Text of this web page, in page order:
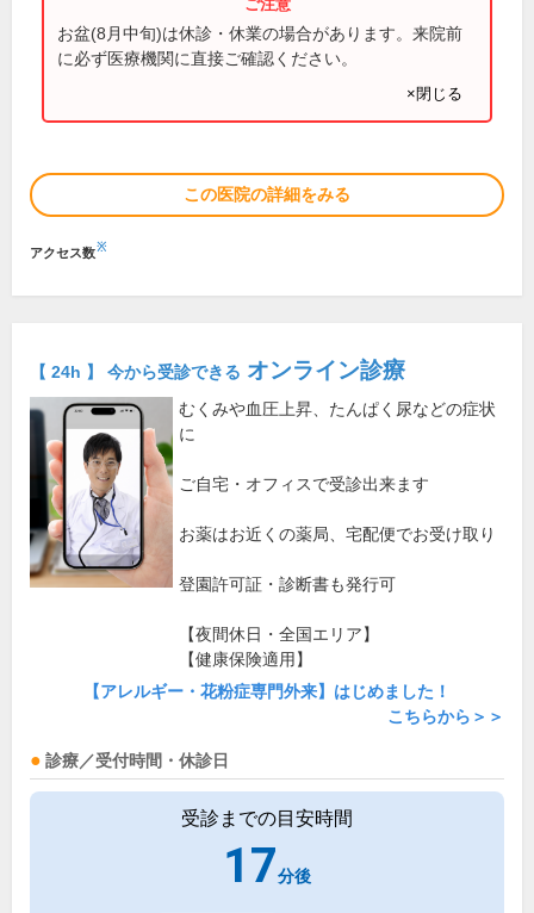
お盆(8月中旬)は休診・休業の場合があります。来院前
に必ず医療機関に直接ご確認ください。
×閉じる
この医院の詳細をみる
アクセス数※
【 24h 】 今から受診できる オンライン診療
むくみや血圧上昇、たんぱく尿などの症状
に
ご自宅・オフィスで受診出来ます
お薬はお近くの薬局、宅配便でお受け取り
登園許可証・診断書も発行可
【夜間休日・全国エリア】
【健康保険適用】
【アレルギー・花粉症専門外来】はじめました！
こちらから＞＞
診療／受付時間・休診日
受診までの目安時間
17分後